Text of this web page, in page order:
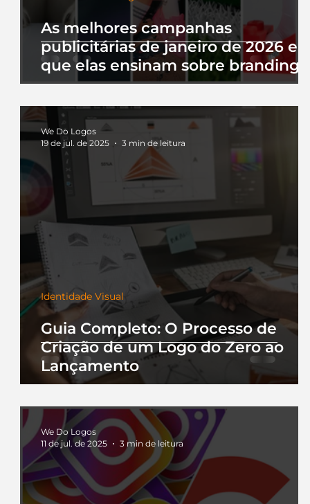
As melhores campanhas
publicitárias de janeiro de 2026 e
que elas ensinam sobre branding
Guia Completo: O Processo de
Criação de um Logo do Zero ao
Lançamento
Identidade Visual
We Do Logos
19 de jul. de 2025
3 min de leitura
We Do Logos
11 de jul. de 2025
3 min de leitura